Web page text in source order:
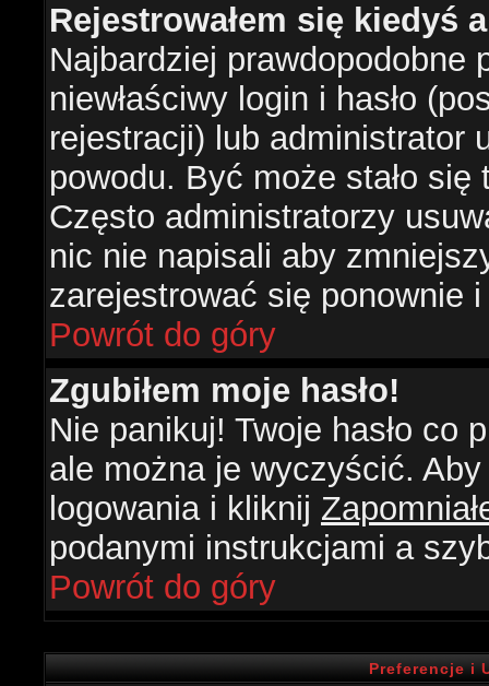
Rejestrowałem się kiedyś
Najbardziej prawdopodobne
niewłaściwy login i hasło
rejestracji) lub administrator
powodu. Być może stało
Często administratorzy
nic nie napisali aby
zarejestrować się ponownie
Powrót do góry
Zgubiłem moje hasło!
Nie panikuj! Twoje hasło co
ale można je wyczyścić.
logowania i kliknij
podanymi instrukcjami a
Powrót do góry
Preferencje i